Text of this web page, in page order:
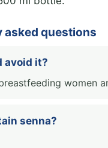
asked questions
avoid it?
women
senna?